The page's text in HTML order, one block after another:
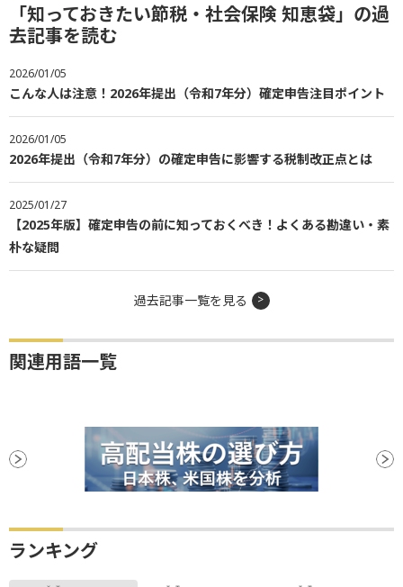
「知っておきたい節税・社会保険 知恵袋」の過
去記事を読む
2026/01/05
こんな人は注意！2026年提出（令和7年分）確定申告注目ポイント
2026/01/05
2026年提出（令和7年分）の確定申告に影響する税制改正点とは
2025/01/27
【2025年版】確定申告の前に知っておくべき！よくある勘違い・素
朴な疑問
過去記事一覧を見る
関連用語一覧
ランキング